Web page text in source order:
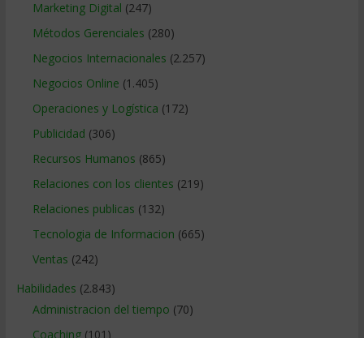
Marketing Digital (247)
Métodos Gerenciales (280)
Negocios Internacionales (2.257)
Negocios Online (1.405)
Operaciones y Logística (172)
Publicidad (306)
Recursos Humanos (865)
Relaciones con los clientes (219)
Relaciones publicas (132)
Tecnologia de Informacion (665)
Ventas (242)
Habilidades (2.843)
Administracion del tiempo (70)
Coaching(101)